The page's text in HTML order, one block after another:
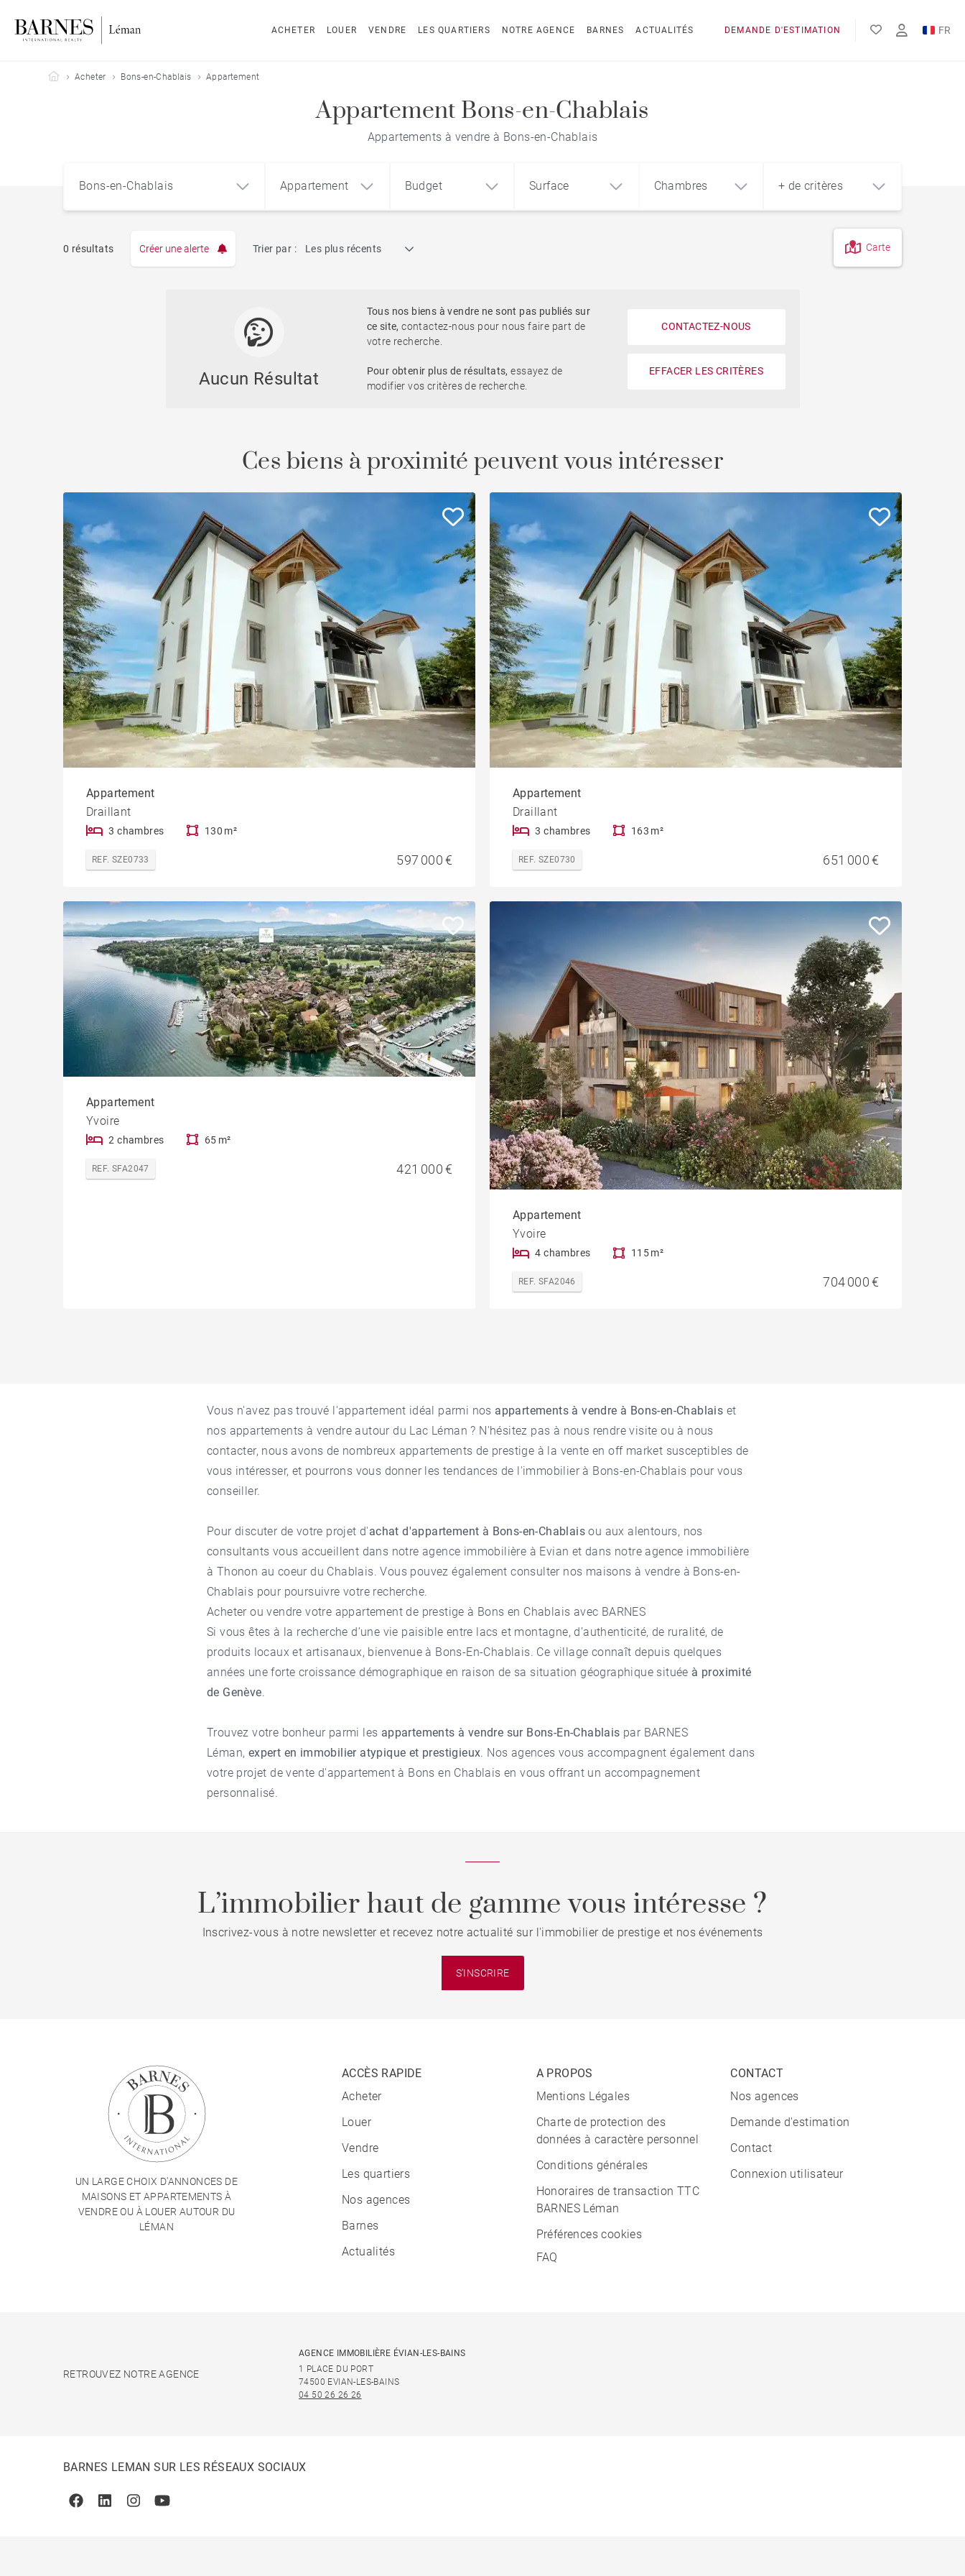
ACHETER LOUER VENDRE LES QUARTIERS NOTRE AGENCE BARNES ACTUALITÉS DEMANDE D'ESTIMATION
FR
Barnes Leman
Acheter Bons-en-Chablais Appartement
Appartement Bons-en-Chablais
Appartements à vendre à Bons-en-Chablais
Bons-en-Chablais Appartement
Maison Terrain
Chalet Château
Budget Surface Chambres + de critères
Sur Golf
Duplex Propriétés & Châteaux
Salle de sport
0 résultats Créer une alerte Trier par : Les plus récents Carte
Aucun Résultat
Tous nos biens à vendre ne sont pas publiés sur
ce site,contactez-nous pour nous faire part de
votre recherche.
Pour obtenir plus de résultats,essayez de
modifier vos critères de recherche.
CONTACTEZ-NOUS
EFFACER LES CRITÈRES
Ces biens à proximité peuvent vous intéresser
Appartement
Draillant
3 chambres 130 m²
REF. SZE0733 597 000 €
Appartement
Draillant
3 chambres 163 m²
REF. SZE0730 651 000 €
Appartement
Yvoire
2 chambres 65 m²
REF. SFA2047 421 000 €
Appartement
Yvoire
4 chambres 115 m²
REF. SFA2046 704 000 €
Vous n'avez pas trouvé l'appartement idéal parmi nos appartements à vendre à Bons-en-Chablais et
nos appartements à vendre autour du Lac Léman ? N'hésitez pas à nous rendre visite ou à nous
contacter, nous avons de nombreux appartements de prestige à la vente en off market susceptibles de
vous intéresser, et pourrons vous donner les tendances de l'immobilier à Bons-en-Chablais pour vous
conseiller.
Pour discuter de votre projet d'achat d'appartement à Bons-en-Chablais ou aux alentours, nos
consultants vous accueillent dans notre agence immobilière à Evian et dans notreagence immobilière
à Thonon au coeur du Chablais. Vous pouvez également consulter nos maisons à vendre à Bons-en-
Chablais pour poursuivre votre recherche.
Acheter ou vendre votre appartement de prestige à Bons en Chablais avec BARNES
Si vous êtes à la recherche d’une vie paisible entre lacs et montagne, d’authenticité, de ruralité, de
produits locaux et artisanaux, bienvenue à Bons-En-Chablais. Ce village connaît depuis quelques
années une forte croissance démographique en raison de sa situation géographique située à proximité
de Genève.
Trouvez votre bonheur parmi les appartements à vendre sur Bons-En-Chablais par BARNES
Léman, expert en immobilier atypique et prestigieux. Nos agences vous accompagnent également dans
votre projet de vente d'appartement à Bons en Chablais en vous offrant un accompagnement
personnalisé.
L’immobilier haut de gamme vous intéresse ?
Inscrivez-vous à notre newsletter et recevez notre actualité sur l'immobilier de prestige et nos événements
S'INSCRIRE
UN LARGE CHOIX D'ANNONCES DE
MAISONS ET APPARTEMENTS À
VENDRE OU À LOUER AUTOUR DU
LÉMAN
ACCÈS RAPIDE
Acheter
Louer
Vendre
Les quartiers
Nos agences
Barnes
Actualités
A PROPOS
Mentions Légales
Charte de protection des
données à caractère personnel
Conditions générales
Honoraires de transaction TTC
BARNES Léman
Préférences cookies
FAQ
CONTACT
Nos agences
Demande d'estimation
Contact
Connexion utilisateur
RETROUVEZ NOTRE AGENCE
AGENCE IMMOBILIÈRE ÉVIAN-LES-BAINS
1 PLACE DU PORT
74500 EVIAN-LES-BAINS
04 50 26 26 26
BARNES LEMAN SUR LES RÉSEAUX SOCIAUX
FacebookLinkedinInstagramYoutube